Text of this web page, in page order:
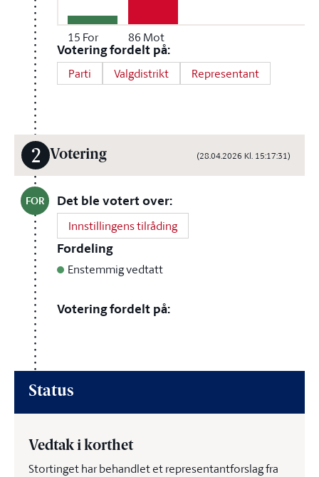
15 For 86 Mot
Votering fordelt på:
Parti Valgdistrikt Representant
2 Votering (28.04.2026 Kl. 15:17:31)
FOR Det ble votert over:
Innstillingens tilråding
Fordeling
Enstemmig vedtatt
Votering fordelt på:
Status
Vedtak i korthet
Stortinget har behandlet et representantforslag fra